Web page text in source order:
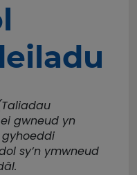
gwneud yn
sy’n ymwneud